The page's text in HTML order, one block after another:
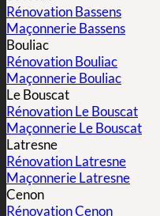
Rénovation Bassens
Maçonnerie Bassens
Bouliac
Rénovation Bouliac
Maçonnerie Bouliac
Le Bouscat
Rénovation Le Bouscat
Maçonnerie Le Bouscat
Latresne
Rénovation Latresne
Maçonnerie Latresne
Cenon
Rénovation Cenon